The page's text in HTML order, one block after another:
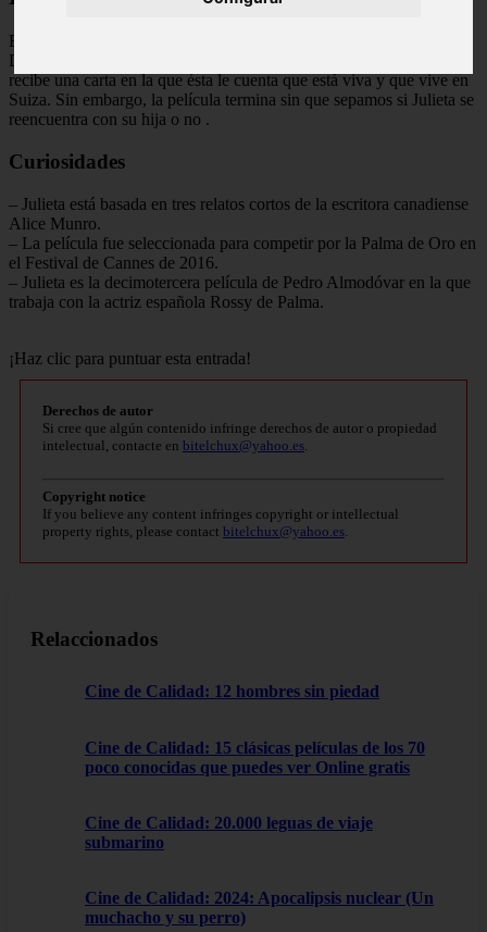
El final de Julieta es abierto y deja muchas preguntas sin respuesta.
Después de haber pasado años sin saber nada de su hija, Julieta
recibe una carta en la que ésta le cuenta que está viva y que vive en
Suiza. Sin embargo, la película termina sin que sepamos si Julieta se
reencuentra con su hija o no .
Curiosidades
– Julieta está basada en tres relatos cortos de la escritora canadiense
Alice Munro.
– La película fue seleccionada para competir por la Palma de Oro en
el Festival de Cannes de 2016.
– Julieta es la decimotercera película de Pedro Almodóvar en la que
trabaja con la actriz española Rossy de Palma.
¡Haz clic para puntuar esta entrada!
Derechos de autor
Si cree que algún contenido infringe derechos de autor o propiedad
intelectual, contacte en bitelchux@yahoo.es
Copyright notice
If you believe any content infringes copyright or intellectual
property rights, please contact bitelchux@yahoo.es
Relaccionados
Cine de Calidad: 12 hombres sin piedad
Cine de Calidad: 15 clásicas películas de los 70
poco conocidas que puedes ver Online gratis
Cine de Calidad: 20.000 leguas de viaje
submarino
Cine de Calidad: 2024: Apocalipsis nuclear (Un
muchacho y su perro)